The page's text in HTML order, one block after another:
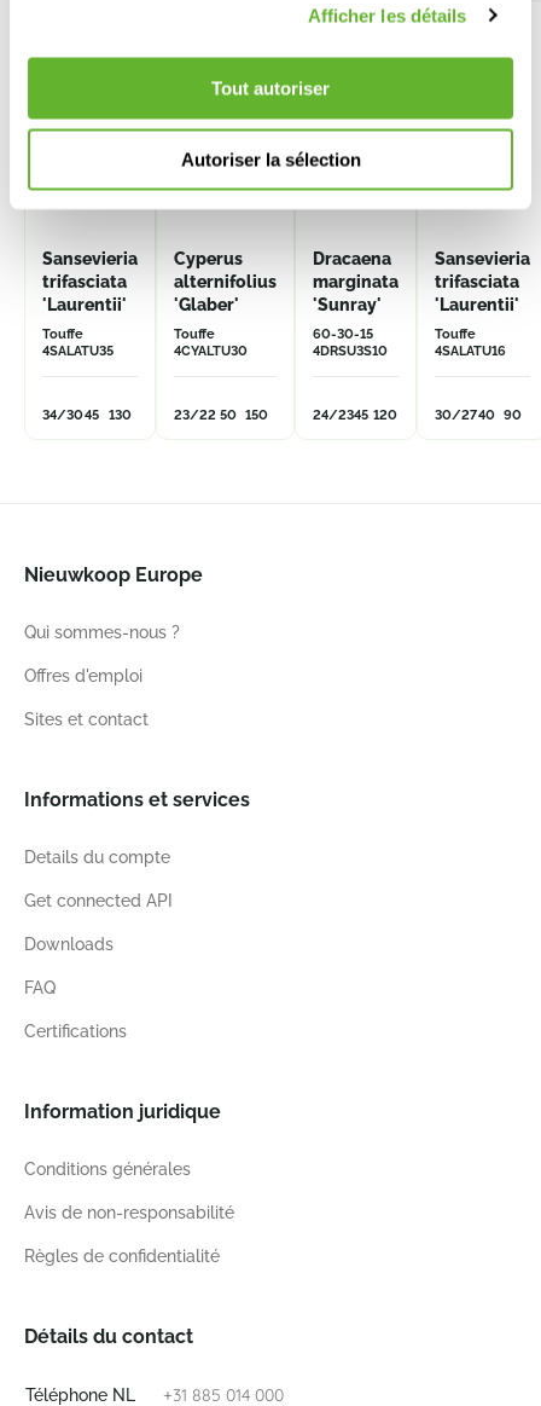
Afficher les détails
Tout autoriser
Autoriser la sélection
Sansevieria
trifasciata
'Laurentii'
Touffe
4SALATU35
34/3045 130
Cyperus
alternifolius
'Glaber'
Touffe
4CYALTU30
23/22 50 150
Dracaena
marginata
'Sunray'
60-30-15
4DRSU3S10
24/2345 120
Sansevieria
trifasciata
'Laurentii'
Touffe
4SALATU16
30/2740 90
Nieuwkoop Europe
Qui sommes-nous ?
Offres d'emploi
Sites et contact
Informations et services
Details du compte
Get connected API
Downloads
FAQ
Certifications
Information juridique
Conditions générales
Avis de non-responsabilité
Règles de confidentialité
Détails du contact
Téléphone NL +31 885 014 000